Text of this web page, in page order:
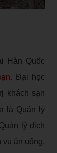
Hàn Quốc
. Đại học
khách sạn
là Quản lý
lý dịch
vụ ăn uống,